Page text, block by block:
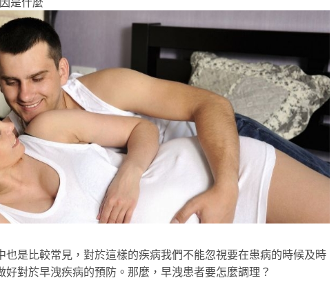
是比較常見，對於這樣的疾病我們不能忽視要在患病的時候及時
對於早洩疾病的預防。那麼，早洩患者要怎麼調理？